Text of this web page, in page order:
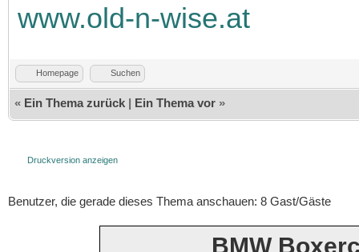
www.old-n-wise.at
Homepage Suchen
« Ein Thema zurück | Ein Thema vor »
Druckversion anzeigen
Benutzer, die gerade dieses Thema anschauen: 8 Gast/Gäste
BMW